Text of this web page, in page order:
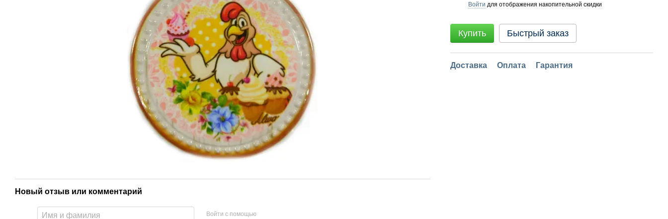
Новый отзыв или комментарий
Войти с помощью
Войти для отображения накопительной скидки
Купить Быстрый заказ
Доставка Оплата Гарантия